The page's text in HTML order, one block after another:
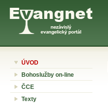
ÚVOD
Bohoslužby on-line
ČCE
Texty